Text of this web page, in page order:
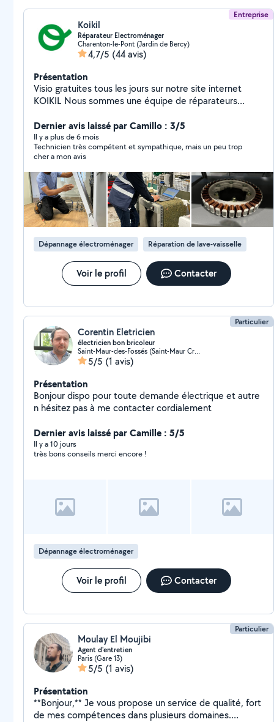
Entreprise
Koikil
Réparateur Electroménager
Charenton-le-Pont (Jardin de Bercy)
4,7/5 (44 avis)
Présentation
Visio gratuites tous les jours sur notre site internet
KOIKIL Nous sommes une équipe de réparateurs
solliciter. Nous fournissons facture et garantie de 6
mois sur nos interventions Nos forfaits, bonus de
réparation déduit : - Visio : gratuit - Lave-linge, Lave-
vaisselle et sèche linge : 49 Euros - Réfrigérateur,
congélateur, cave à vin, plaque de cuisson, cuisinière,
four encastrable et hotte : 74 Euros - Micro onde : 79
Euros - Four pose libre : 84 Euros Le bonus de
réparation s'applique lorsque l'appareil est réparé. Plus
d'informations sur notre site koikil
Dernier avis laissé par Camillo : 3/5
Il y a plus de 6 mois
Technicien très compétent et sympathique, mais un peu trop
cher a mon avis
Dépannage électroménager Réparation de lave-vaisselle
Voir le profil Contacter
Particulier
Corentin Eletricien
électricien bon bricoleur
Saint-Maur-des-Fossés (Saint-Maur Creteil 1)
5/5 (1 avis)
Présentation
Bonjour dispo pour toute demande électrique et autre
n hésitez pas à me contacter cordialement
Dernier avis laissé par Camille : 5/5
Il y a 10 jours
très bons conseils merci encore !
Dépannage électroménager
Voir le profil Contacter
Particulier
Moulay El Moujibi
Agent d'entretien
Paris (Gare 13)
5/5 (1 avis)
Présentation
**Bonjour,** Je vous propose un service de qualité, fort
de mes compétences dans plusieurs domaines.